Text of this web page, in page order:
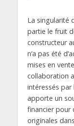
La singularité
partie le fruit
constructeur
n’a pas été
mises en
collaboration
intéressés
apporte un
financier pour
originales